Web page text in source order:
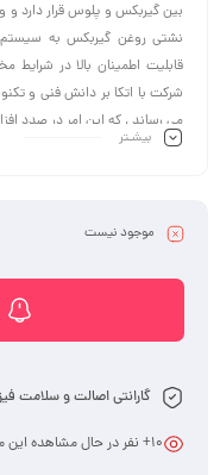
بین گیربکس و پلوس قرار دارد
نشتی روغن گیربکس به سیستم
قابلیت اطمینان بالا در
شرکت با اتکا بر دانش فنی و
می رساند ، که این امر در صدد
بیشـتر
موجود نیست
گارانتی اصالت و سلامت
10+ نفر در حال مشاهده